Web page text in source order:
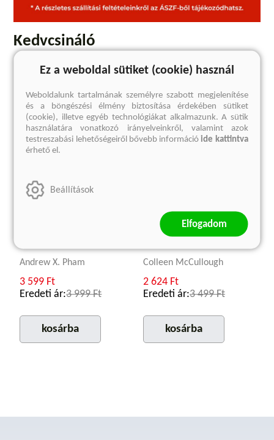
Kedvcsináló
Andrew X. Pham
3 599 Ft
Eredeti ár:3 999 Ft
kosárba
Keserédes
Colleen McCullough
2 624 Ft
Eredeti ár:3 499 Ft
kosárba
Ez a weboldal sütiket (cookie) használ
Weboldalunk tartalmának személyre szabott megjelenítése
és a böngészési élmény biztosítása érdekében sütiket
(cookie), illetve egyéb technológiákat alkalmazunk. A sütik
használatára vonatkozó irányelveinkről, valamint azok
testreszabási lehetőségeiről bővebb információide kattintva
érhető el.
Beállítások
Elfogadom